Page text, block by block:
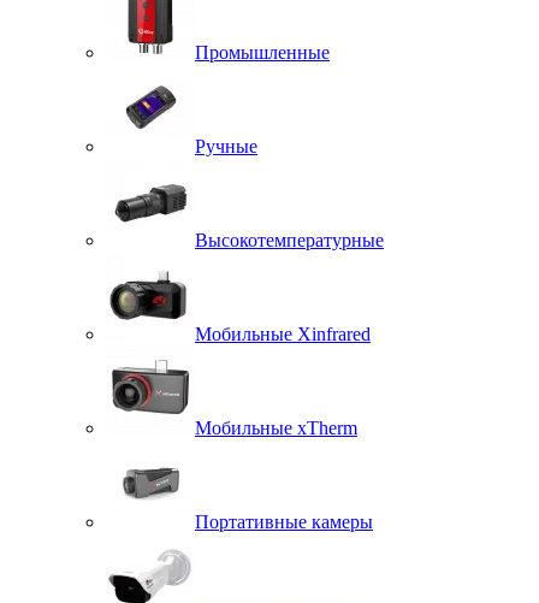
Промышленные
Ручные
Высокотемпературные
Мобильные Xinfrared
Мобильные xTherm
Портативные камеры